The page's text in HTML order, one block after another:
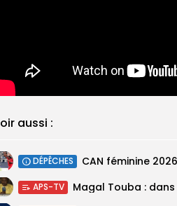
aussi :
DÉPÊCHES
APS-TV